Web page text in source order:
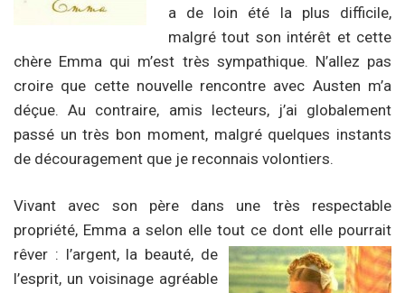
a de loin été la plus difficile,
malgré tout son intérêt et cette
chère Emma qui m’est très sympathique. N’allez pas
croire que cette nouvelle rencontre avec Austen m’a
déçue. Au contraire, amis lecteurs, j’ai globalement
passé un très bon moment, malgré quelques instants
de découragement que je reconnais volontiers.
Vivant avec son père dans une très respectable
propriété, Emma a selon elle tout ce dont elle pourrait
rêver : l’argent, la beauté, de
l’esprit, un voisinage agréable